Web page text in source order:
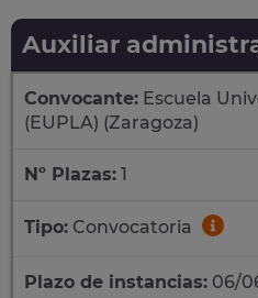
Auxiliar
Convocante: Escuela
(EUPLA) (Zaragoza)
Nº Plazas: 1
Tipo: Convocatoria
Plazo de instancias: 06/